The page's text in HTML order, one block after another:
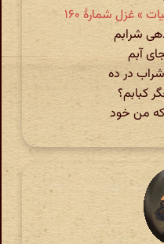
» غزل شمارهٔ ۱۶۰
شرابم
آبم
در ده
کبابم؟
من خود